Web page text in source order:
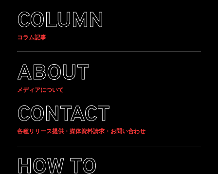
COLUMN
コラム記事
ABOUT
メディアについて
CONTACT
各種リリース提供・媒体資料請求・お問い合わせ
HOW TO